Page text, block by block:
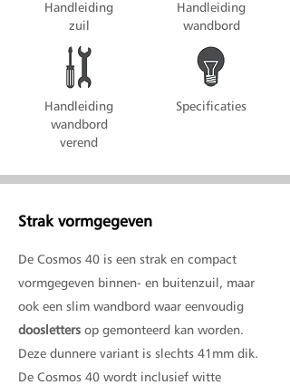
Handleiding
zuil
Handleiding
wandbord
verend
Handleiding
wandbord
Specificaties
Strak vormgegeven
De Cosmos 40 is een strak en compact
vormgegeven binnen- en buitenzuil, maar
ook een slim wandbord waar eenvoudig
doosletters op gemonteerd kan worden.
Deze dunnere variant is slechts 41mm dik.
De Cosmos 40 wordt inclusief witte